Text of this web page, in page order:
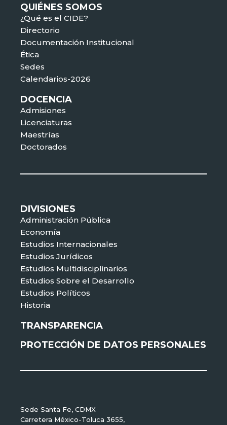
QUIÉNES SOMOS
¿Qué es el CIDE?
Directorio
Documentación Institucional
Ética
Sedes
Calendarios-2026
DOCENCIA
Admisiones
Licenciaturas
Maestrías
Doctorados
DIVISIONES
Administración Pública
Economía
Estudios Internacionales
Estudios Jurídicos
Estudios Multidisciplinarios
Estudios Sobre el Desarrollo
Estudios Políticos
Historia
TRANSPARENCIA
PROTECCIÓN DE DATOS PERSONALES
Sede Santa Fe, CDMX
Carretera México-Toluca 3655,